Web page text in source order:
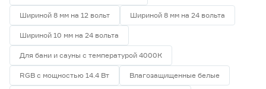
Шириной 8 мм на 12 вольт Шириной 8 мм на 24 вольта
Шириной 10 мм на 24 вольта
Для бани и сауны с температурой 4000К
RGB с мощностью 14.4 Вт Влагозащищенные белые